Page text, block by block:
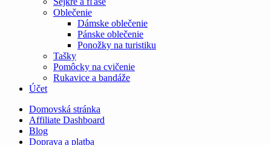
Oblečenie
Dámske oblečenie
Pánske oblečenie
Ponožky na turistiku
Tašky
Pomôcky na cvičenie
Rukavice a bandáže
Účet
Domovská stránka
Affiliate Dashboard
Blog
Doprava a platba